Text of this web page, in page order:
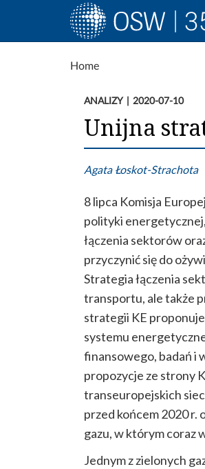
Main
navigation
Home
ANALIZY 2020-07-10
Unijna
Agata Łoskot-Strachota
8 lipca Komisja
polityki
łączenia sektorów
przyczynić się do
Strategia łączenia
transportu, ale także
strategii KE
systemu
finansowego, badań i
propozycje ze strony
transeuropejskich
przed końcem 2020 r.
gazu, w którym coraz
Jednym z zielonych